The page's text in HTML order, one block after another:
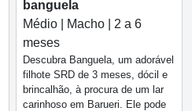
banguela
Médio | Macho | 2 a 6
meses
Descubra Banguela, um adorável
filhote SRD de 3 meses, dócil e
brincalhão, à procura de um lar
carinhoso em Barueri. Ele pode